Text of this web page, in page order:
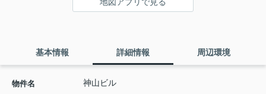
基本情報 詳細情報 周辺環境
物件名 神山ビル